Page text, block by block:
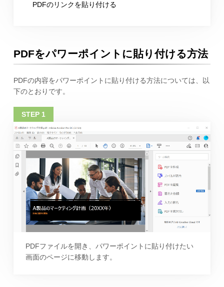
PDFのリンクを貼り付ける
PDFをパワーポイントに貼り付ける方法
PDFの内容をパワーポイントに貼り付ける方法については、以
下のとおりです。
PDFファイルを開き、パワーポイントに貼り付けたい
画面のページに移動します。